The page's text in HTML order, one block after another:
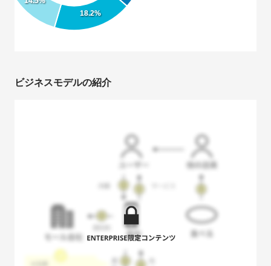
18.2%
ビジネスモデルの紹介